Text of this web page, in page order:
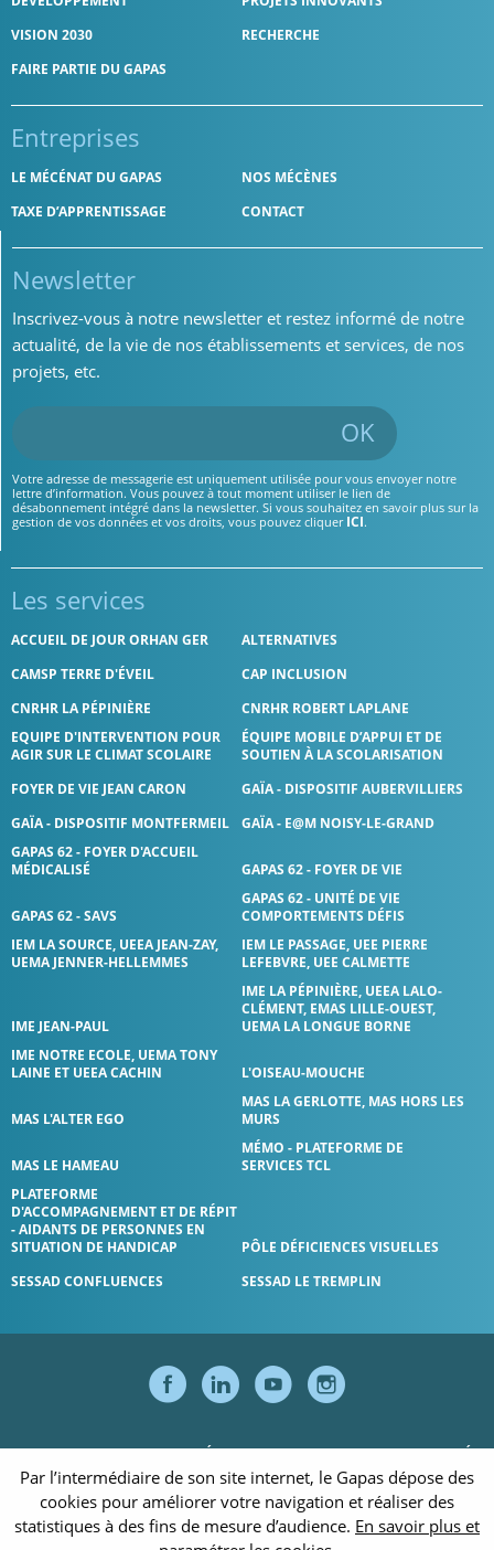
VISION 2030
RECHERCHE
FAIRE PARTIE DU GAPAS
Entreprises
LE MÉCÉNAT DU GAPAS
NOS MÉCÈNES
TAXE D’APPRENTISSAGE
CONTACT
Newsletter
Inscrivez-vous à notre newsletter et restez informé de notre
actualité, de la vie de nos établissements et services, de nos
projets, etc.
OK
Votre adresse de messagerie est uniquement utilisée pour vous envoyer notre
lettre d’information. Vous pouvez à tout moment utiliser le lien de
désabonnement intégré dans la newsletter. Si vous souhaitez en savoir plus sur la
gestion de vos données et vos droits, vous pouvez cliquer ICI.
Les services
ACCUEIL DE JOUR ORHAN GER
ALTERNATIVES
CAMSP TERRE D'ÉVEIL
CAP INCLUSION
CNRHR LA PÉPINIÈRE
CNRHR ROBERT LAPLANE
EQUIPE D'INTERVENTION POUR
AGIR SUR LE CLIMAT SCOLAIRE
ÉQUIPE MOBILE D’APPUI ET DE
SOUTIEN À LA SCOLARISATION
FOYER DE VIE JEAN CARON
GAÏA - DISPOSITIF AUBERVILLIERS
GAÏA - DISPOSITIF MONTFERMEIL
GAÏA - E@M NOISY-LE-GRAND
GAPAS 62 - FOYER D'ACCUEIL
MÉDICALISÉ
GAPAS 62 - FOYER DE VIE
GAPAS 62 - SAVS
GAPAS 62 - UNITÉ DE VIE
COMPORTEMENTS DÉFIS
IEM LA SOURCE, UEEA JEAN-ZAY,
UEMA JENNER-HELLEMMES
IEM LE PASSAGE, UEE PIERRE
LEFEBVRE, UEE CALMETTE
IME JEAN-PAUL
IME LA PÉPINIÈRE, UEEA LALO-
CLÉMENT, EMAS LILLE-OUEST,
UEMA LA LONGUE BORNE
IME NOTRE ECOLE, UEMA TONY
LAINE ET UEEA CACHIN
L'OISEAU-MOUCHE
MAS L'ALTER EGO
MAS LA GERLOTTE, MAS HORS LES
MURS
MAS LE HAMEAU
MÉMO - PLATEFORME DE
SERVICES TCL
PLATEFORME
D'ACCOMPAGNEMENT ET DE RÉPIT
- AIDANTS DE PERSONNES EN
SITUATION DE HANDICAP
PÔLE DÉFICIENCES VISUELLES
SESSAD CONFLUENCES
SESSAD LE TREMPLIN
SUIVEZ-NOUS
SUIVEZ-
SUIVEZ-
PARTENAIRES MENTIONS LÉGALES POLITIQUE DE CONFIDENTIALITÉ
POLITIQUE DES COOKIES RESSOURCES ACCESSIBILITÉ
Par l’intermédiaire de son site internet, le Gapas dépose des
cookies pour améliorer votre navigation et réaliser des
statistiques à des fins de mesure d’audience. En savoir plus et